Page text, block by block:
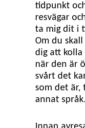
tidpunkt
resvägar
ta mig dit i
Om du
dig att kolla
när den är
svårt det
som det är,
annat språk.